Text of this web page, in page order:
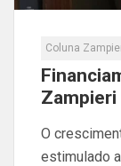
Coluna
Zampieri
O
estimulado